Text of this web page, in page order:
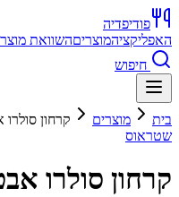
פודיפדיה
האפליקציהמוצריםהשוואת
חיפוש
בית מוצרים
קרחון סולרו
שטראוס
קרחון סולרו